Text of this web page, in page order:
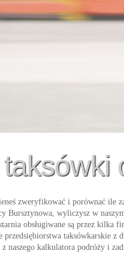
zweryfikować i porównać ile
Bursztynowa, wyliczysz w
obsługiwane są przez
taksówkarskie z
naszego kalkulatora podróży i